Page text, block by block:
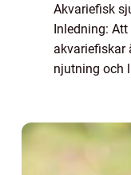
Akvariefisk
Inledning:
akvariefiskar
njutning och